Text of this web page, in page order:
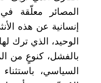
المصائر معلّقة
إنسانية عن هذه
الوحيد، الذي ترك
بالفشل، كنوعٍ من
السياسي،